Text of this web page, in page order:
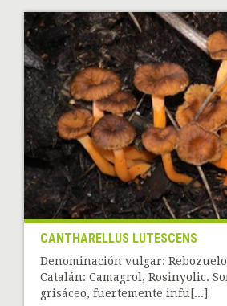
CANTHARELLUS LUTESCENS
Denominación vulgar:
Catalán: Camagrol, Rosinyolic.
grisáceo, fuertemente infu[...]